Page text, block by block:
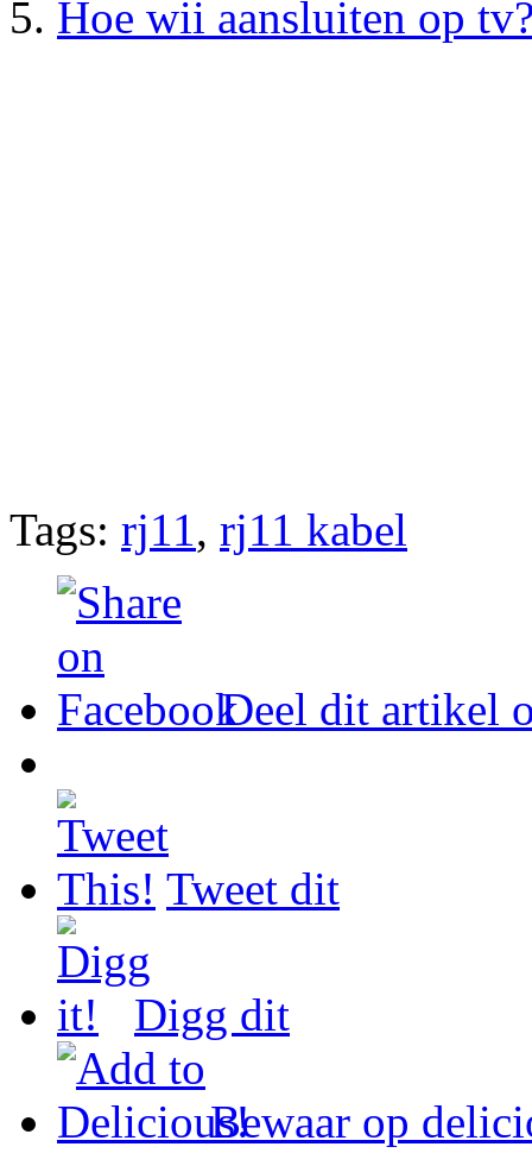
Hoe wii aansluiten op
Tags: rj11, rj11 kabel
Deel dit artikel
Tweet dit
Digg dit
Bewaar op